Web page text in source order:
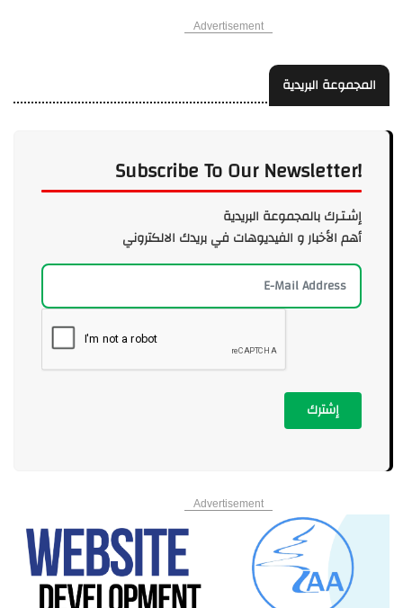
Advertisement
المجموعة البريدية
Subscribe To Our Newsletter!
إشـتـرك بالمجموعة البريدية
أهم الأخبار و الفيديوهات في بريدك الالكتروني
إشترك
Advertisement